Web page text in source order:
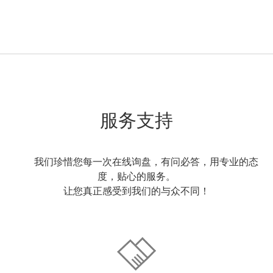
服务支持
我们珍惜您每一次在线询盘，有问必答，用专业的态
度，贴心的服务。
让您真正感受到我们的与众不同！